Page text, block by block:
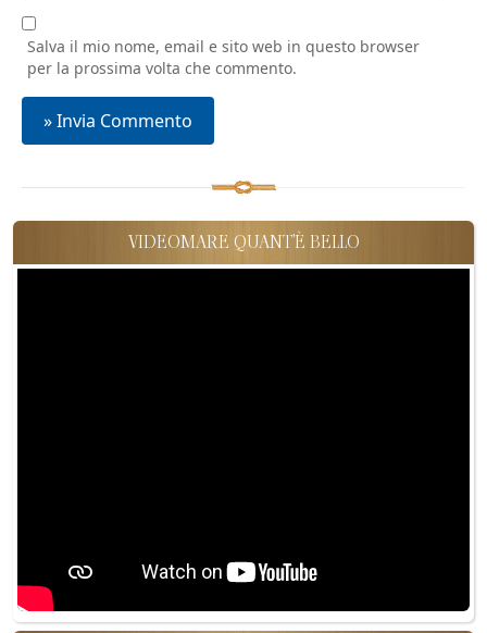
Salva il mio nome, email e sito web in questo browser
per la prossima volta che commento.
VIDEOMARE QUANT'È BELLO